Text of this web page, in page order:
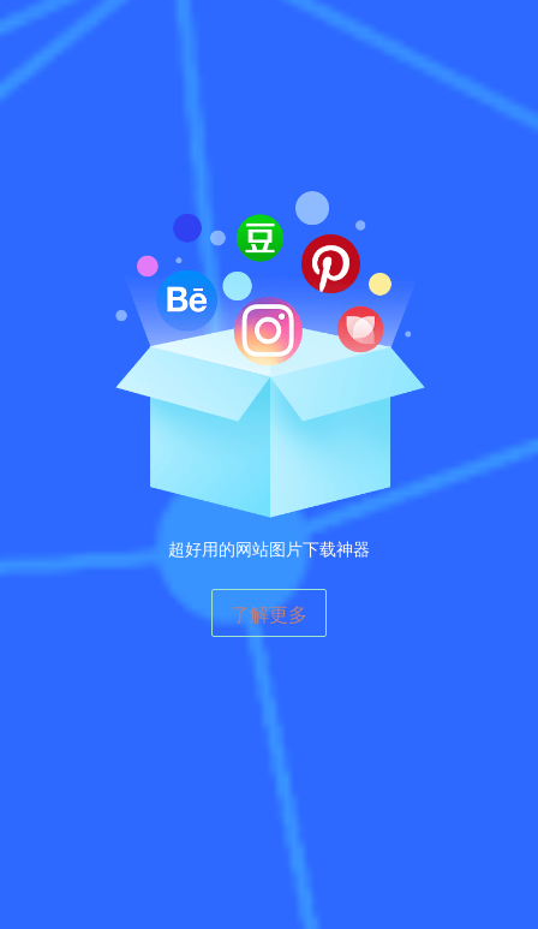
超好用的网站图片下载神器
了解更多